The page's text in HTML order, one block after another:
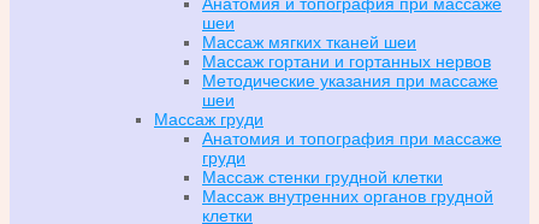
шеи
Массаж мягких тканей шеи
Массаж гортани и гортанных нервов
Методические указания при массаже
шеи
Массаж груди
Анатомия и топография при массаже
груди
Массаж стенки грудной клетки
Массаж внутренних органов грудной
клетки